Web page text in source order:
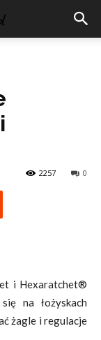
0
2257
i Hexaratchet®
na łożyskach
żagle i regulacje